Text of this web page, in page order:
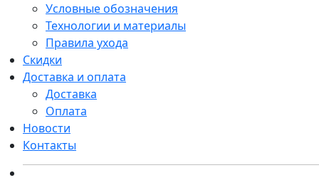
Условные обозначения
Технологии и материалы
Правила ухода
Скидки
Доставка и оплата
Доставка
Оплата
Новости
Контакты